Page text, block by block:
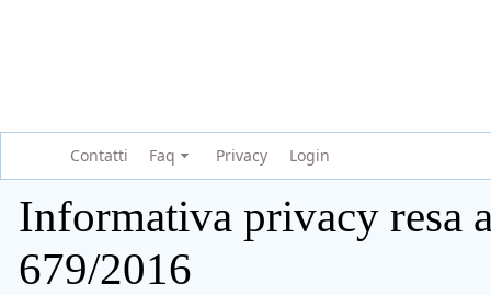
Contatti Faq Privacy Login
Informativa privacy resa
679/2016